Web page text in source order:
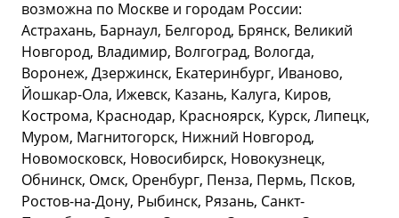
возможна по Москве и городам России:
Астрахань, Барнаул, Белгород, Брянск, Великий
Новгород, Владимир, Волгоград, Вологда,
Воронеж, Дзержинск, Екатеринбург, Иваново,
Йошкар-Ола, Ижевск, Казань, Калуга, Киров,
Кострома, Краснодар, Красноярск, Курск, Липецк,
Муром, Магнитогорск, Нижний Новгород,
Новомосковск, Новосибирск, Новокузнецк,
Обнинск, Омск, Оренбург, Пенза, Пермь, Псков,
Ростов-на-Дону, Рыбинск, Рязань, Санкт-